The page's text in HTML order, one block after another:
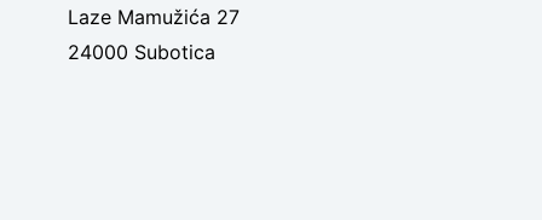
Laze Mamužića 27
24000 Subotica